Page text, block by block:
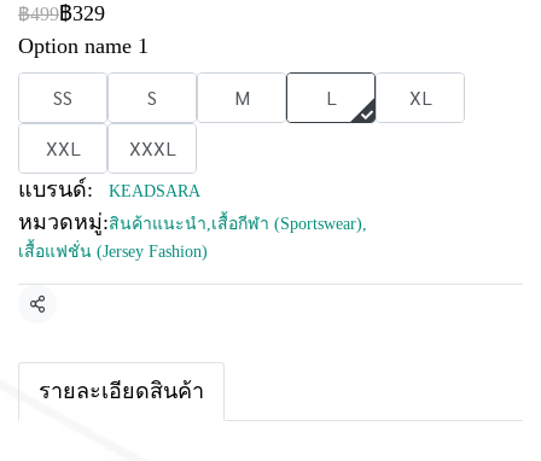
฿499฿329
Option name 1
SS S M L
XL
XXL
XXXL
แบรนด์: KEADSARA
หมวดหมู่:สินค้าแนะนำ,เสื้อกีฬา (Sportswear),
เสื้อแฟชั่น (Jersey Fashion)
แชร์
รายละเอียดสินค้า